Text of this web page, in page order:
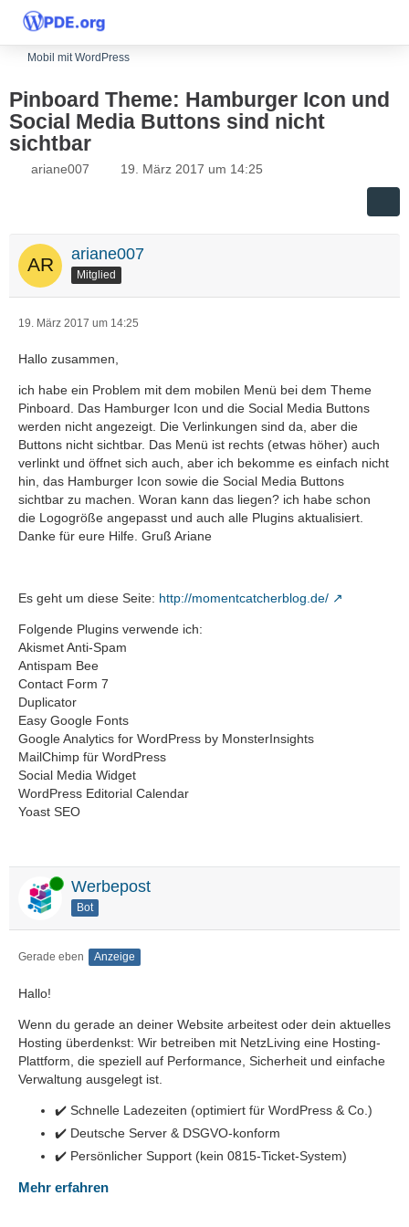
Mobil mit WordPress
Pinboard Theme: Hamburger Icon und
Social Media Buttons sind nicht
sichtbar
ariane007 19. März 2017 um 14:25
ariane007
Mitglied
19. März 2017 um 14:25
Hallo zusammen,
ich habe ein Problem mit dem mobilen Menü bei dem Theme
Pinboard. Das Hamburger Icon und die Social Media Buttons
werden nicht angezeigt. Die Verlinkungen sind da, aber die
Buttons nicht sichtbar. Das Menü ist rechts (etwas höher) auch
verlinkt und öffnet sich auch, aber ich bekomme es einfach nicht
hin, das Hamburger Icon sowie die Social Media Buttons
sichtbar zu machen. Woran kann das liegen? ich habe schon
die Logogröße angepasst und auch alle Plugins aktualisiert.
Danke für eure Hilfe. Gruß Ariane
Es geht um diese Seite: http://momentcatcherblog.de/
Folgende Plugins verwende ich:
Akismet Anti-Spam
Antispam Bee
Contact Form 7
Duplicator
Easy Google Fonts
Google Analytics for WordPress by MonsterInsights
MailChimp für WordPress
Social Media Widget
WordPress Editorial Calendar
Yoast SEO
Online Werbepost
Bot
Gerade eben Anzeige
Hallo!
Wenn du gerade an deiner Website arbeitest oder dein aktuelles
Hosting überdenkst: Wir betreiben mit NetzLiving eine Hosting-
Plattform, die speziell auf Performance, Sicherheit und einfache
Verwaltung ausgelegt ist.
✔️ Schnelle Ladezeiten (optimiert für WordPress & Co.)
✔️ Deutsche Server & DSGVO-konform
✔️ Persönlicher Support (kein 0815-Ticket-System)
Mehr erfahren